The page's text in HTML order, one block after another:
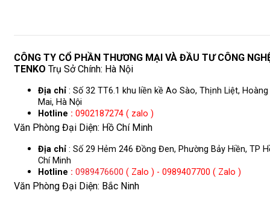
CÔNG TY CỔ PHẦN THƯƠNG MẠI VÀ ĐẦU TƯ CÔNG
TENKO Trụ Sở Chính: Hà Nội
Địa chỉ : Số 32 TT6.1 khu liền kề Ao Sào, Thịnh Liệt, Hoàng
Mai, Hà Nội
Hotline : 0902187274 ( zalo )
Văn Phòng Đại Diện: Hồ Chí Minh
Địa chỉ : Số 29 Hẻm 246 Đồng Đen, Phường Bảy Hiền, TP
Chí Minh
Hotline : 0989476600 ( Zalo ) - 0989407700 ( Zalo )
Văn Phòng Đại Diện: Bắc Ninh